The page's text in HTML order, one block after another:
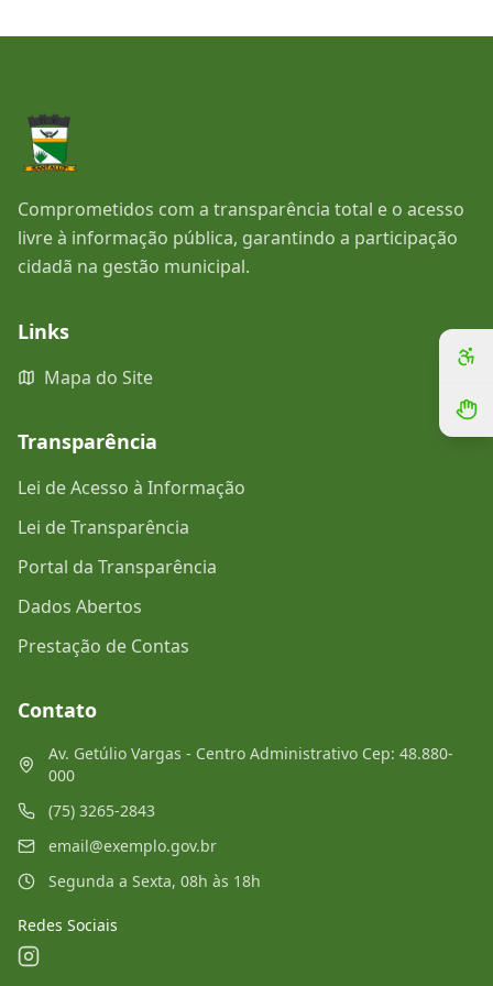
Comprometidos com a transparência total e o acesso
livre à informação pública, garantindo a participação
cidadã na gestão municipal.
Links
Mapa do Site
Transparência
Lei de Acesso à Informação
Lei de Transparência
Portal da Transparência
Dados Abertos
Prestação de Contas
Contato
Av. Getúlio Vargas - Centro Administrativo Cep: 48.880-
000
(75) 3265-2843
email@exemplo.gov.br
Segunda a Sexta, 08h às 18h
Redes Sociais